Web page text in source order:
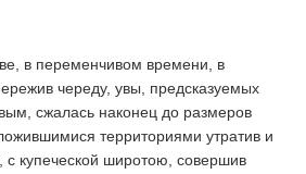
в переменчивом времени, в
череду, увы, предсказуемых
сжалась наконец до размеров
территориями утратив и
с купеческой широтою, совершив